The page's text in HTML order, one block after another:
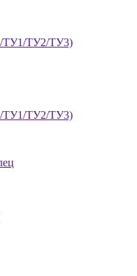
ТУ1/ТУ2/ТУ3)
ТУ1/ТУ2/ТУ3)